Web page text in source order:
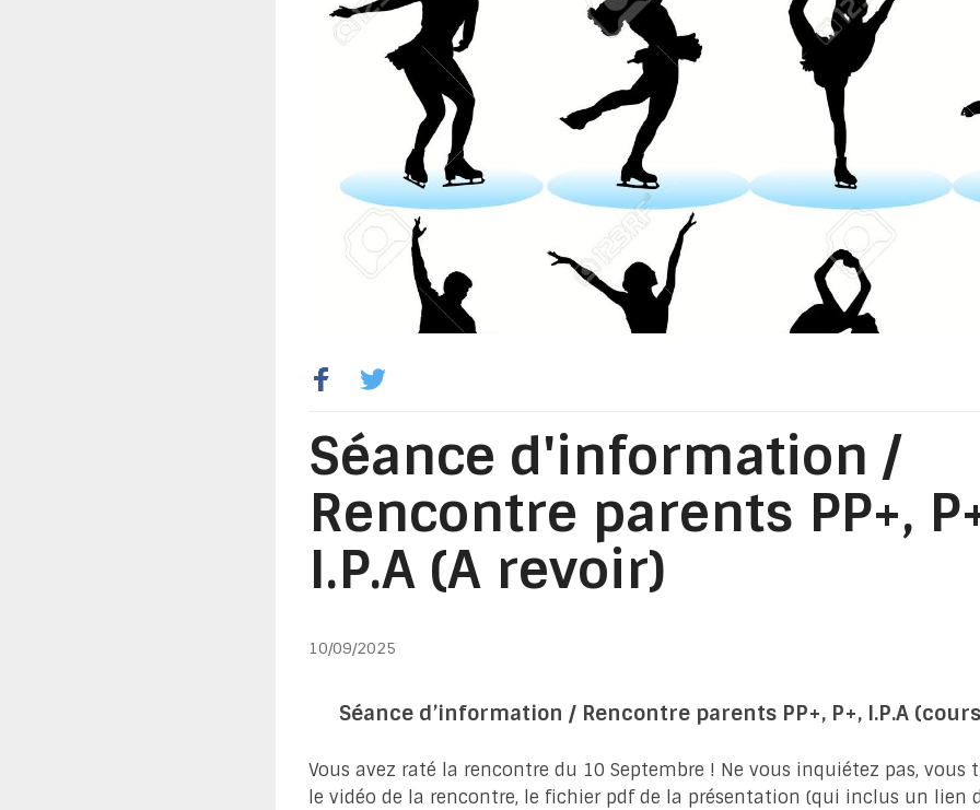
Séance d'information /
Rencontre parents PP+,
I.P.A (A revoir)
10/09/2025
Séance d’information / Rencontre parents PP+, P+, I.P.A
Vous avez raté la rencontre du 10 Septembre ! Ne vous inquiétez pas, vous
le vidéo de la rencontre, le fichier pdf de la présentation (qui inclus un lien